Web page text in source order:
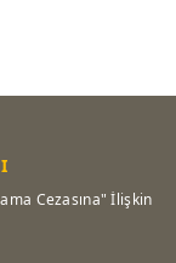
Cezasına" İlişkin